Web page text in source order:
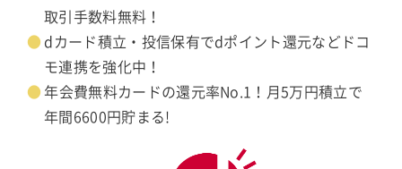
取引手数料無料！
dカード積立・投信保有でdポイント還元などドコ
モ連携を強化中！
年会費無料カードの還元率No.1！月5万円積立で
年間6600円貯まる!